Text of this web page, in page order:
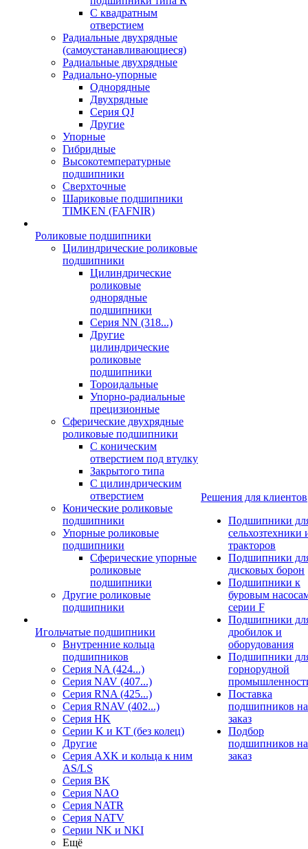
С квадратным
отверстием
Радиальные двухрядные
(самоустанавливающиеся)
Радиальные двухрядные
Радиально-упорные
Однорядные
Двухрядные
Серия QJ
Другие
Упорные
Гибридные
Высокотемпературные
подшипники
Сверхточные
Шариковые подшипники
TIMKEN (FAFNIR)
Роликовые подшипники
Цилиндрические роликовые
подшипники
Цилиндрические
роликовые
однорядные
подшипники
Серия NN (318...)
Другие
цилиндрические
роликовые
подшипники
Тороидальные
Упорно-радиальные
прецизионные
Сферические двухрядные
роликовые подшипники
С коническим
отверстием под втулку
Закрытого типа
С цилиндрическим
отверстием
Конические роликовые
подшипники
Упорные роликовые
подшипники
Сферические упорные
роликовые
подшипники
Другие роликовые
подшипники
Игольчатые подшипники
Внутренние кольца
подшипников
Серия NA (424...)
Серия NAV (407...)
Серия RNA (425...)
Серия RNAV (402...)
Серия HK
Серии K и KT (без колец)
Другие
Серия AXK и кольца к ним
AS/LS
Серия BK
Серия NAO
Серия NATR
Серия NATV
Серии NK и NKI
Ещё
Решения для клиентов
Подшипники
сельхозтехники
тракторов
Подшипники
дисковых борон
Подшипники к
буровым
серии F
Подшипники
дробилок и
оборудования
Подшипники
горнорудной
Поставка
подшипников на
заказ
Подбор
подшипников на
заказ